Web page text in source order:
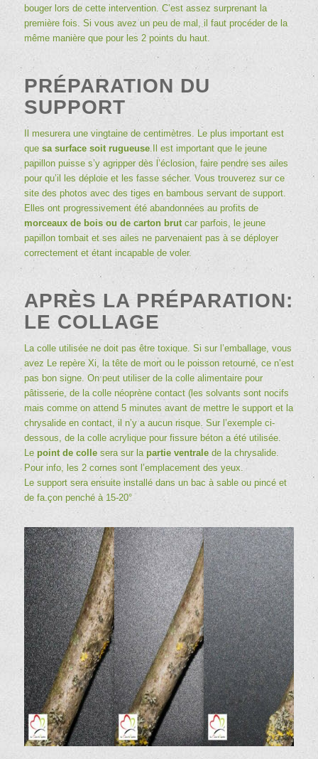
bouger lors de cette intervention. C’est assez surprenant la
première fois. Si vous avez un peu de mal, il faut procéder de la
même manière que pour les 2 points du haut.
PRÉPARATION DU
SUPPORT
Il mesurera une vingtaine de centimètres. Le plus important est
que sa surface soit rugueuse.Il est important que le jeune
papillon puisse s’y agripper dès l’éclosion, faire pendre ses ailes
pour qu’il les déploie et les fasse sécher. Vous trouverez sur ce
site des photos avec des tiges en bambous servant de support.
Elles ont progressivement été abandonnées au profits de
morceaux de bois ou de carton brutcar parfois, le jeune
papillon tombait et ses ailes ne parvenaient pas à se déployer
correctement et étant incapable de voler.
APRÈS LA PRÉPARATION:
LE COLLAGE
La colle utilisée ne doit pas être toxique. Si sur l’emballage, vous
avez Le repère Xi, la tête de mort ou le poisson retourné, ce n’est
pas bon signe. On peut utiliser de la colle alimentaire pour
pâtisserie, de la colle néoprène contact (les solvants sont nocifs
mais comme on attend 5 minutes avant de mettre le support et la
chrysalide en contact, il n’y a aucun risque. Sur l’exemple ci-
dessous, de la colle acrylique pour fissure béton a été utilisée.
Le point de collesera sur la partie ventralede la chrysalide.
Pour info, les 2 cornes sont l’emplacement des yeux.
Le support sera ensuite installé dans un bac à sable ou pincé et
de fa.çon penché à 15-20°